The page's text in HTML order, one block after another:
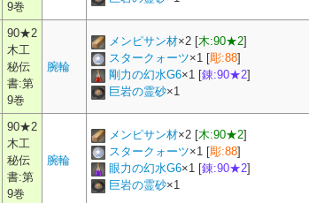
9巻
90★2
木工
秘伝
書:第
9巻
腕輪
メンピサン材×2 [木:90★2]
スタークォーツ×1 [彫:88]
剛力の幻水G6×1 [錬:90★2]
巨岩の霊砂×1
90★2
木工
秘伝
書:第
9巻
腕輪
メンピサン材×2 [木:90★2]
スタークォーツ×1 [彫:88]
眼力の幻水G6×1 [錬:90★2]
巨岩の霊砂×1